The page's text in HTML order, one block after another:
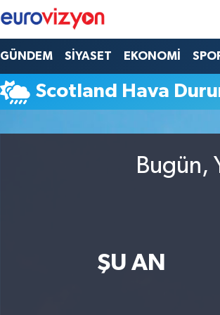
GÜNDEM SİYASET EKONOMİ
Scotland Hava
Bugün,
ŞU AN